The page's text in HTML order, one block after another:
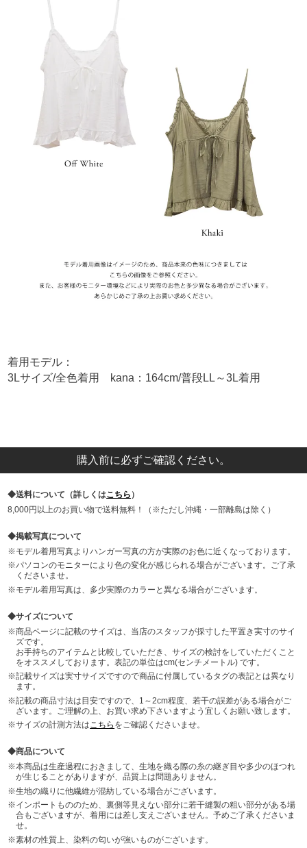
着用モデル：
3Lサイズ/全色着用 kana：164cm/普段LL～3L着用
購入前に必ずご確認ください。
送料について（詳しくはこちら ）
8,000円以上のお買い物で送料無料！（※ただし沖縄・一部離島は除く）
掲載写真について
モデル着用写真よりハンガー写真の方が実際のお色に近くなっております。
パソコンのモニターにより色の変化が感じられる場合がございます。ご了承
くださいませ。
モデル着用写真は、多少実際のカラーと異なる場合がございます。
サイズについて
商品ページに記載のサイズは、当店のスタッフが採寸した平置き実寸のサイ
ズです。
お手持ちのアイテムと比較していただき、サイズの検討をしていただくこと
をオススメしております。表記の単位はcm(センチメートル) です。
記載サイズは実寸サイズですので商品に付属しているタグの表記とは異なり
ます。
記載の商品寸法は目安ですので、1～2cm程度、若干の誤差がある場合がご
ざいます。ご理解の上、お買い求め下さいますよう宜しくお願い致します。
サイズの計測方法はこちら をご確認くださいませ。
商品について
本商品は生産過程におきまして、生地を織る際の糸の継ぎ目や多少のほつれ
が生じることがありますが、品質上は問題ありません。
生地の織りに他繊維が混紡している場合がございます。
インポートもののため、裏側等見えない部分に若干縫製の粗い部分がある場
合もございますが、着用には差し支えございません。予めご了承くださいま
せ。
素材の性質上、染料の匂いが強いものがございます。